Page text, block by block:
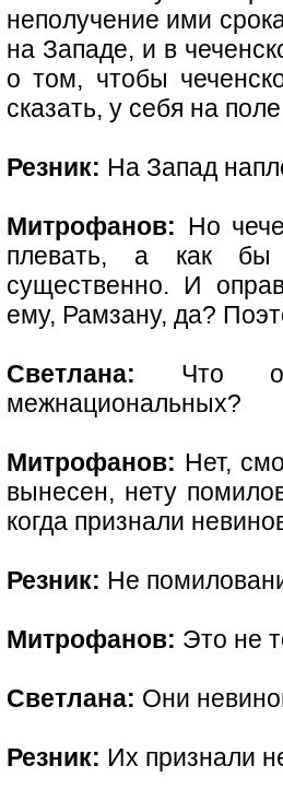
неполучение ими
на Западе, и в
о том, чтобы
сказать, у себя на
Резник: На Запад
Митрофанов: Но
плевать, а как бы
существенно. И
ему, Рамзану, да?
Светлана: Что
межнациональных?
Митрофанов: Нет,
вынесен, нету
когда признали
Резник: Не
Митрофанов: Это не
Светлана: Они
Резник: Их признали